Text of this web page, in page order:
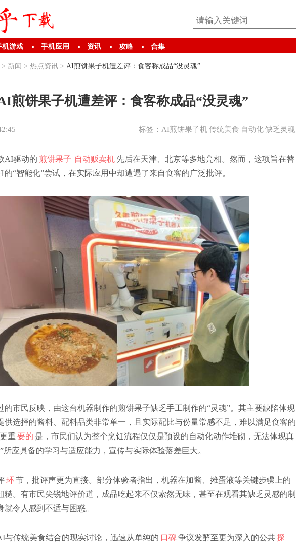
机游戏 手机应用 资讯 攻略 合集
> 新闻 > 热点资讯 > AI煎饼果子机遭差评：食客称成品“没灵魂”
煎饼果子机遭差评：食客称成品“没灵魂”
标签： AI煎饼果子机传统美食 自动化缺乏灵魂
驱动的 煎饼果子 自动贩卖机 先后在天津、北京等多地亮相。然而，这项旨在替
的“智能化”尝试，在实际应用中却遭遇了来自食客的广泛批评。
民反映，由这台机器制作的煎饼果子缺乏手工制作的“灵魂”。其主要缺陷体现
供选择的酱料、配料品类非常单一，且实际配比与份量常感不足，难以满足食客的
重 要的 是，市民们认为整个烹饪流程仅仅是预设的自动化动作堆砌，无法体现真
所应具备的学习与适应能力，宣传与实际体验落差巨大。
环节，批评声更为直接。部分体验者指出，机器在加酱、摊蛋液等关键步骤上的
糙。有市民尖锐地评价道，成品吃起来不仅索然无味，甚至在观看其缺乏灵感的制
就令人感到不适与困惑。
传统美食结合的现实讨论，迅速从单纯的 口碑争议发酵至更为深入的公共探